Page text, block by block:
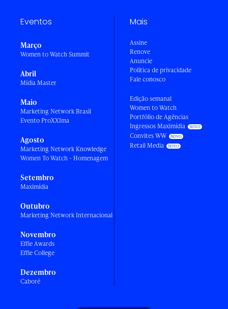
Eventos
Março
Women to Watch Summit
Abril
Mídia Master
Maio
Marketing Network Brasil
Evento ProXXIma
Agosto
Marketing Network Knowledge
Women To Watch - Homenagem
Setembro
Maximídia
Outubro
Marketing Network Internacional
Novembro
Effie Awards
Effie College
Dezembro
Caboré
Mais
Assine
Renove
Anuncie
Política de privacidade
Fale conosco
Edição semanal
Women to Watch
Portfólio de Agências
Ingressos Maximídia
Convites WW
Retail Media